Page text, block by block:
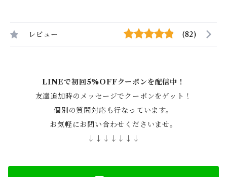
レビュー (82)
LINEで初回5%OFFクーポンを配信中！
友達追加時のメッセージでクーポンをゲット！
個別の質問対応も行なっています。
お気軽にお問い合わせくださいませ。
↓↓↓↓↓↓↓